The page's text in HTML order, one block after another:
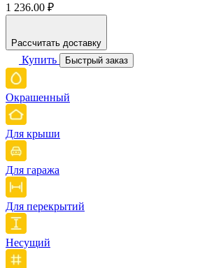
1 236.00 ₽
Рассчитать доставку
Купить Быстрый заказ
Окрашенный
Для крыши
Для гаража
Для перекрытий
Несущий